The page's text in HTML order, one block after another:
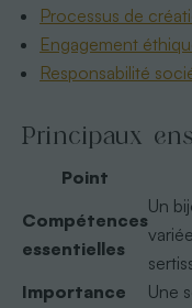
Processus de
Engagement
Responsabilité
Principaux
Point
Compétences
essentielles
Un
Importance
Une